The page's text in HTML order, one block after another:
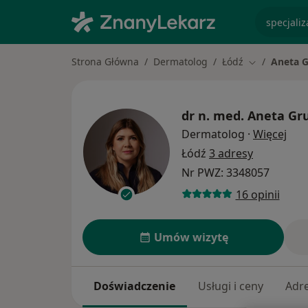
Strona Główna Dermatolog Łódź ZmieńAneta
dr n. med. Aneta
Dermatolog · Więcej
Łódź 3 adresy
Nr PWZ: 3348057
16 opinii
Umów wizytę
Doświadczenie Usługi i ceny